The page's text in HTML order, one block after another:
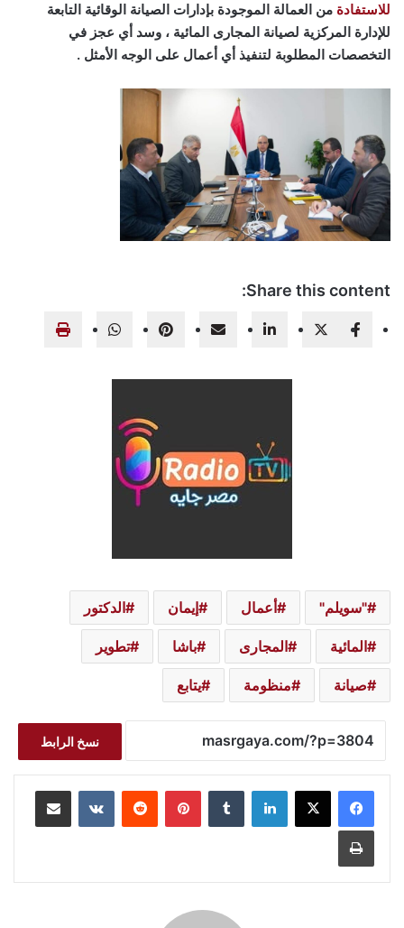
للاستفادة من العمالة الموجودة بإدارات الصيانة الوقائية التابعة
للإدارة المركزية لصيانة المجارى المائية ، وسد أي عجز في
التخصصات المطلوبة لتنفيذ أي أعمال على الوجه الأمثل .
Share this content:
"سويلم" أعمال إيمان الدكتور
المائية المجارى باشا تطوير
صيانة منظومة يتابع
نسخ الرابط
لينكدإن بينتيريست مشاركة عبر البريد
طباعة